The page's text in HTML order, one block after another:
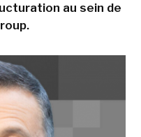
au sein de